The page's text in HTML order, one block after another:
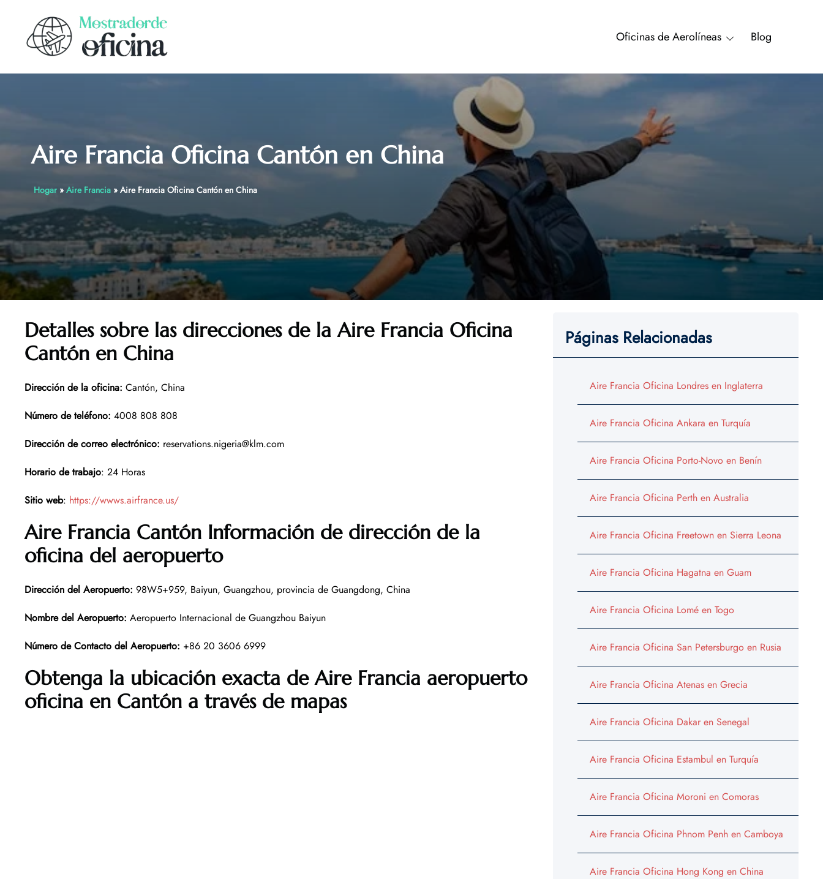
content
Oficinas de Aerolíneas Blog
Aire Francia Oficina Cantón en China
Hogar» Aire Francia» Aire Francia Oficina Cantón en China
Detalles sobre las direcciones de la Aire Francia Oficina
Cantón en China
Dirección de la oficina: Cantón, China
Número de teléfono: 4008 808 808
Dirección de correo electrónico: reservations.nigeria@klm.com
Horario de trabajo: 24 Horas
Sitio web: https://wwws.airfrance.us/
Aire Francia Cantón Información de dirección de la
oficina del aeropuerto
Dirección del Aeropuerto: 98W5+959, Baiyun, Guangzhou, provincia de Guangdong, China
Nombre del Aeropuerto: Aeropuerto Internacional de Guangzhou Baiyun
Número de Contacto del Aeropuerto: +86 20 3606 6999
Obtenga la ubicación exacta de Aire Francia aeropuerto
oficina en Cantón a través de mapas
Páginas Relacionadas
Aire Francia Oficina Londres en Inglaterra
Aire Francia Oficina Ankara en Turquía
Aire Francia Oficina Porto-Novo en Benín
Aire Francia Oficina Perth en Australia
Aire Francia Oficina Freetown en Sierra Leona
Aire Francia Oficina Hagatna en Guam
Aire Francia Oficina Lomé en Togo
Aire Francia Oficina San Petersburgo en Rusia
Aire Francia Oficina Atenas en Grecia
Aire Francia Oficina Dakar en Senegal
Aire Francia Oficina Estambul en Turquía
Aire Francia Oficina Moroni en Comoras
Aire Francia Oficina Phnom Penh en Camboya
Aire Francia Oficina Hong Kong en China